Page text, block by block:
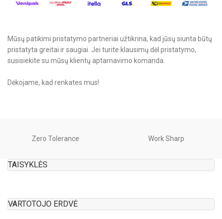
Mūsų patikimi pristatymo partneriai užtikrina, kad jūsų siunta būtų
pristatyta greitai ir saugiai. Jei turite klausimų dėl pristatymo,
susisiekite su mūsų klientų aptarnavimo komanda.
Dėkojame, kad renkates mus!
Zero Tolerance Work Sharp
TAISYKLĖS
VARTOTOJO ERDVĖ